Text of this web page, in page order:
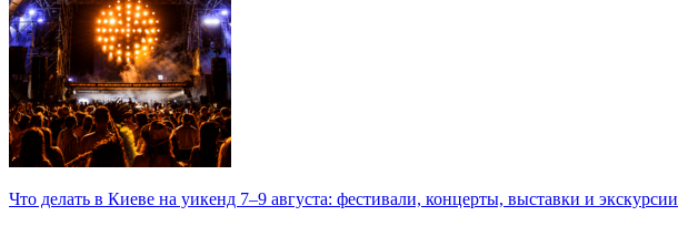
Что делать в Киеве на уикенд 7–9 августа: фестивали, концерты, выставки и экскурсии